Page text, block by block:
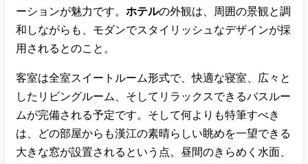
ーションが魅力です。 ホテルの外観は、周囲の景観と調
和しながらも、モダンでスタイリッシュなデザインが採
用されるとのこと。
客室は全室スイートルーム形式で、快適な寝室、広々と
したリビングルーム、そしてリラックスできるバスルー
ムが完備される予定です。そして何よりも特筆すべき
は、どの部屋からも漢江の素晴らしい眺めを一望できる
大きな窓が設置されるという点。昼間のきらめく水面、